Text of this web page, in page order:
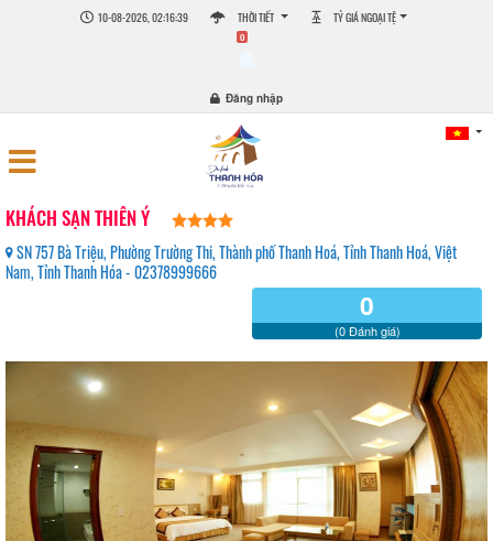
10-08-2026, 02:16:39 THỜI TIẾT TỶ GIÁ NGOẠI TỆ
0
Đăng nhập
KHÁCH SẠN THIÊN Ý
SN 757 Bà Triệu, Phường Trường Thi, Thành phố Thanh Hoá, Tỉnh Thanh Hoá, Việt
Nam, Tỉnh Thanh Hóa - 02378999666
0
(0 Đánh giá)